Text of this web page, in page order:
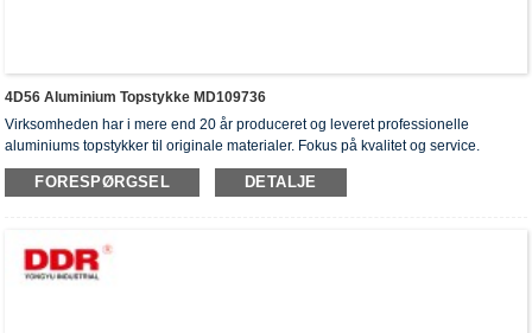
4D56 Aluminium Topstykke MD109736
Virksomheden har i mere end 20 år produceret og leveret professionelle
aluminiums topstykker til originale materialer. Fokus på kvalitet og service.
Topstykkerne har opnået ISO16949-godkendelsescertifikater, "højtforseglet
topstykke", "cylinderhovedernes lange levetid" og fem andre
FORESPØRGSEL DETALJE